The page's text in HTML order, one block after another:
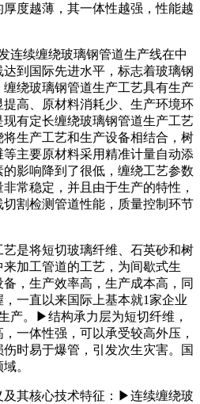
度越薄，其一体性越强，性能越
连续缠绕玻璃钢管道生产线在中
到国际先进水平，标志着玻璃钢
绕玻璃钢管道生产工艺具有生产
高、原材料消耗少、生产环境环
有定长缠绕玻璃钢管道生产工艺
生产工艺和生产设备相结合，树
主要原材料采用精准计量自动添
影响降到了很低，缠绕工艺参数
常稳定，并且由于生产的特性，
割检测管道性能，质量控制环节
是将短切玻璃纤维、石英砂和树
加工管道的工艺，为间歇式生
，生产效率高，生产成本高，同
一直以来国际上基本就1家企业
产。▶结构承力层为短切纤维，
一体性强，可以承受较高外压，
时易于爆管，引发次生灾害。国
。
及其核心技术特征：▶连续缠绕玻